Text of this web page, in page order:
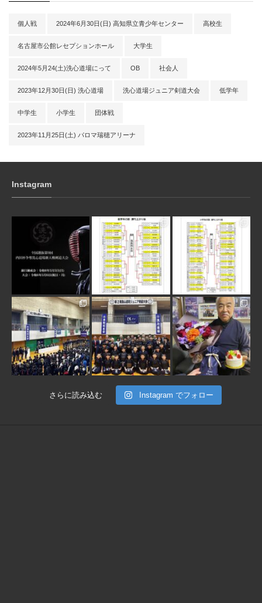
個人戦 2024年6月30日(日) 高知県立青少年センター 高校生
名古屋市公館レセプションホール 大学生
2024年5月24(土)洗心道場にって OB 社会人
2023年12月30日(日) 洗心道場 洗心道場ジュニア剣道大会 低学年
中学生 小学生 団体戦
2023年11月25日(土) パロマ瑞穂アリーナ
Instagram
1月 31 1月 31
1月 30 1月 30 1月 28
さらに読み込む Instagram でフォロー